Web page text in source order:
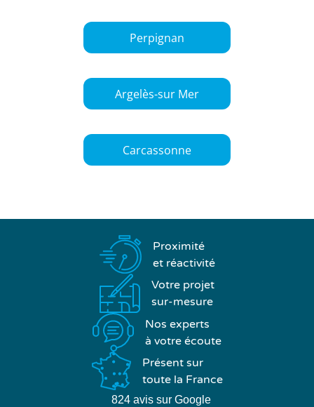
Perpignan
Argelès-sur Mer
Carcassonne
Proximité
et réactivité
Votre projet
sur-mesure
Nos experts
à votre écoute
Présent sur
toute la France
824 avis sur Google